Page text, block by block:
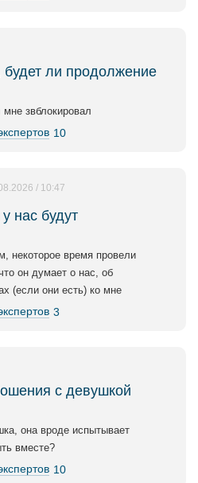
будет ли продолжение
звблокировал
10
нас будут
/ 10:47
некоторое время провели
он думает о нас, об
(если они есть) ко мне
3
с девушкой
она вроде испытывает
вместе?
10